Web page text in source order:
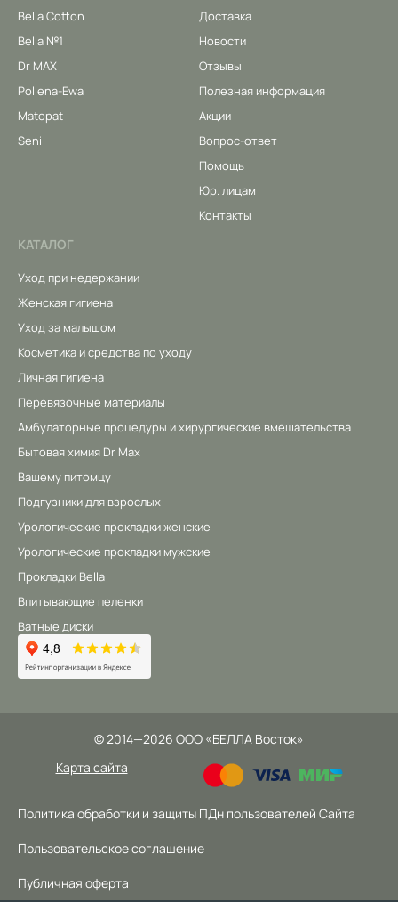
Bella Cotton
Bella №1
Dr MAX
Pollena-Ewa
Matopat
Seni
Доставка
Новости
Отзывы
Полезная информация
Акции
Вопрос-ответ
Помощь
Юр. лицам
Контакты
КАТАЛОГ
Уход при недержании
Женская гигиена
Уход за малышом
Косметика и средства по уходу
Личная гигиена
Перевязочные материалы
Амбулаторные процедуры и хирургические вмешательства
Бытовая химия Dr Max
Вашему питомцу
Подгузники для взрослых
Урологические прокладки женские
Урологические прокладки мужские
Прокладки Bella
Впитывающие пеленки
Ватные диски
©2014—2026 ООО «БЕЛЛА Восток»
Карта сайта
Политика обработки и защиты ПДн пользователей Сайта
Пользовательское соглашение
Публичная оферта